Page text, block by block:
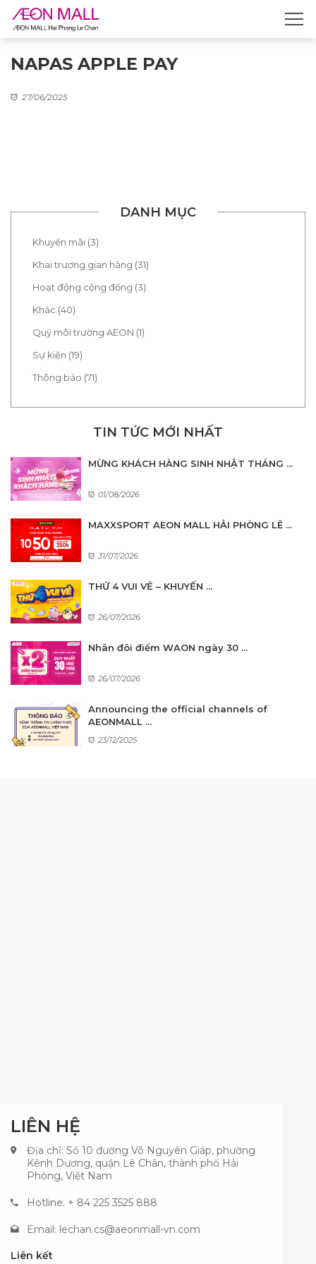
NAPAS APPLE PAY
27/06/2025
DANH MỤC
Khuyến mãi (3)
Khai trương gian hàng (31)
Hoạt động cộng đồng (3)
Khác (40)
Quỹ môi trường AEON (1)
Sự kiện (19)
Thông báo (71)
TIN TỨC MỚI NHẤT
MỪNG KHÁCH HÀNG SINH NHẬT THÁNG ...
01/08/2026
MAXXSPORT AEON MALL HẢI PHÒNG LÊ ...
31/07/2026
THỨ 4 VUI VẺ – KHUYẾN ...
26/07/2026
Nhân đôi điểm WAON ngày 30 ...
26/07/2026
Announcing the official channels of
AEONMALL ...
23/12/2025
LIÊN HỆ
Địa chỉ: Số 10 đường Võ Nguyên Giáp, phường
Kênh Dương, quận Lê Chân, thành phố Hải
Phòng, Việt Nam
Hotline: + 84 225 3525 888
Email: lechan.cs@aeonmall-vn.com
Liên kết